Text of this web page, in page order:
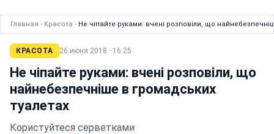
Главная › Красота › Не чіпайте руками: вчені розповіли, що
КРАСОТА 26 июня 2018 · 16:25
Не чіпайте руками: вчені розповіли, що
найнебезпечніше в громадських
туалетах
Користуйтеся серветками